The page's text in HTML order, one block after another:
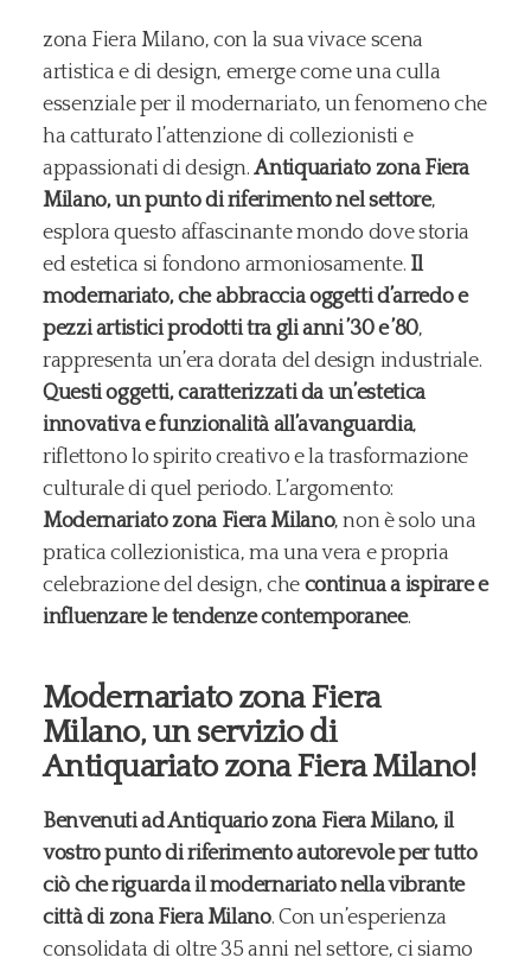
zona Fiera Milano, con la sua vivace scena
artistica e di design, emerge come una culla
essenziale per il modernariato, un fenomeno che
ha catturato l’attenzione di collezionisti e
appassionati di design.Antiquariato zona Fiera
Milano, un punto di riferimento nel settore,
esplora questo affascinante mondo dove storia
ed estetica si fondono armoniosamente. Il
modernariato, che abbraccia oggetti d’arredo e
pezzi artistici prodotti tra gli anni ’30 e ’80,
rappresenta un’era dorata del design industriale.
Questi oggetti, caratterizzati da un’estetica
innovativa e funzionalità all’avanguardia,
riflettono lo spirito creativo e la trasformazione
culturale di quel periodo. L’argomento:
Modernariato zona Fiera Milano, non è solo una
pratica collezionistica, ma una vera e propria
celebrazione del design, che continua a ispirare e
influenzare le tendenze contemporanee.
Modernariato zona Fiera
Milano, un servizio di
Antiquariato zona Fiera Milano!
Benvenuti ad Antiquario zona Fiera Milano, il
vostro punto di riferimento autorevole per tutto
ciò che riguarda il modernariato nella vibrante
città di zona Fiera Milano. Con un’esperienza
consolidata di oltre 35 anni nel settore, ci siamo